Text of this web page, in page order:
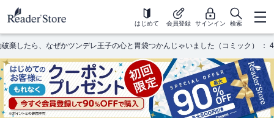
はじめて 会員登録 サインイン 検索
棄したら、なぜかツンデレ王子の心と胃袋つかんじゃいました（コミック） ： 4